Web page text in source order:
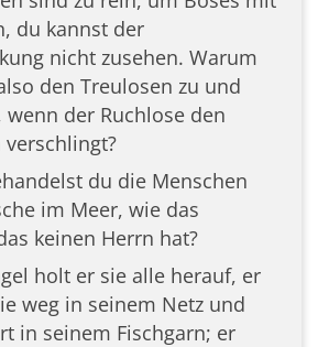
du kannst der
nicht zusehen. Warum
den Treulosen zu und
wenn der Ruchlose den
verschlingt?
du die Menschen
im Meer, wie das
keinen Herrn hat?
holt er sie alle herauf, er
weg in seinem Netz und
in seinem Fischgarn; er